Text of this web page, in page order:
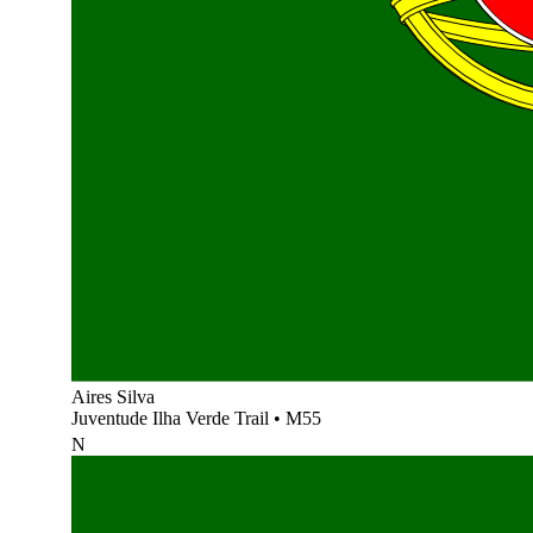
Aires Silva
Juventude Ilha Verde Trail • M55
N